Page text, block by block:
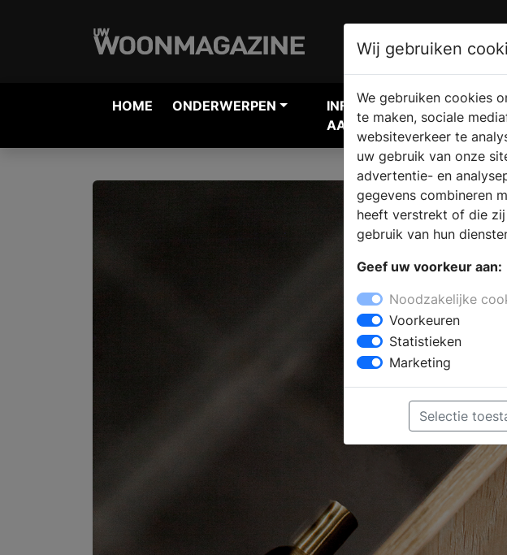
HOME ONDERWERPEN
INFORMATIE
AANVRAGEN
Wij gebruiken
We gebruiken cookies
te maken, sociale
websiteverkeer te
uw gebruik van onze
advertentie- en
gegevens combineren
heeft verstrekt of die
gebruik van hun
Geef uw voorkeur aan:
Noodzakelijke
Voorkeuren
Statistieken
Marketing
Selectie